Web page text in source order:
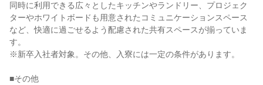
同時に利用できる広々としたキッチンやランドリー、プロジェク
ターやホワイトボードも用意されたコミュニケーションスペース
など、快適に過ごせるよう配慮された共有スペースが揃っていま
す。
※新卒入社者対象。その他、入寮には一定の条件があります。
■その他